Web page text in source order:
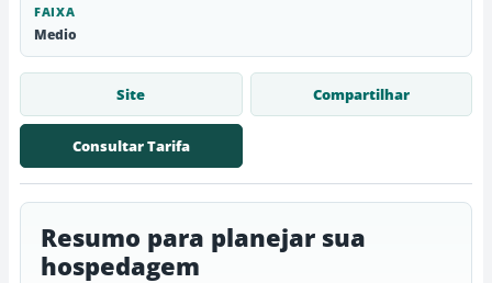
FAIXA
Medio
Site Compartilhar
Consultar Tarifa
Resumo para planejar sua
hospedagem